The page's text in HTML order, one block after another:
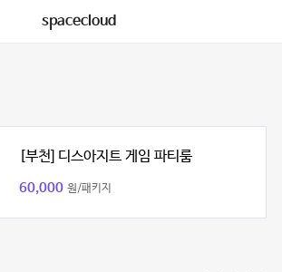
spacecloud
[부천] 디스아지트 게임 파티룸
60,000 원/패키지